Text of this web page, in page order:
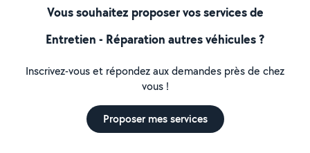
Vous souhaitez proposer vos services de
Entretien - Réparation autres véhicules ?
Inscrivez-vous et répondez aux demandes près de chez
vous !
Proposer mes services